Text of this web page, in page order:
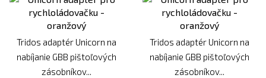
Tridos adaptér Unicorn na
nabíjanie GBB pištoľových
zásobníkov...
Tridos adaptér Unicorn na
nabíjanie GBB pištoľových
zásobníkov...